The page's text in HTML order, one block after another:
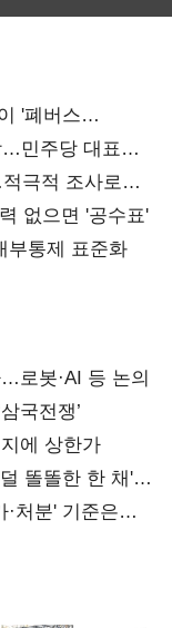
'폐버스
…민주당 대표로
극적 조사로
없으면 '공수표'
부통제 표준화
로봇·AI 등 논의
국전쟁’
에 상한가
똘똘한 한 채'
처분' 기준은